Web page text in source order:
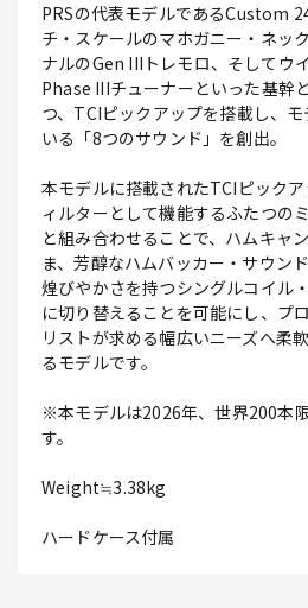
PRSの代表モデルであるCustom
チ・スケールのマホガニー・ネッ
ナルのGen IIIトレモロ、そしてウ
Phase IIIチューナーといった基幹
つ、TCIピックアップを搭載し、
いる「8つのサウンド」を創出。
本モデルに搭載されたTCIピック
ィルターとして機能するふたつの
と組み合わせることで、ハムキャ
ま、芳醇なハムバッカー・サウン
煌びやかさを持つシングルコイル
に切り替えることを可能にし、プ
リストが求める幅広いニーズへ柔
るモデルです。
※本モデルは2026年、世界200本
す。
Weight≒3.38kg
ハードケース付属